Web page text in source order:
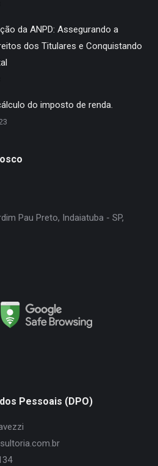
da ANPD: Assegurando a
dos Titulares e Conquistando
do imposto de renda.
Pau Preto, Indaiatuba - SP,
Pessoais (DPO)